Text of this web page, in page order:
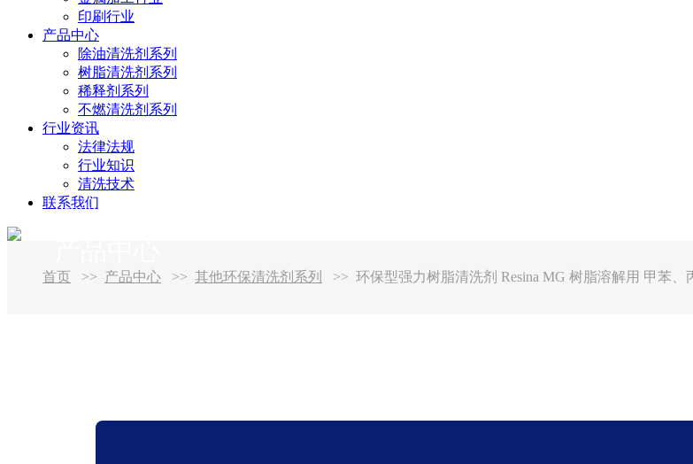
印刷行业
产品中心
除油清洗剂系列
树脂清洗剂系列
稀释剂系列
不燃清洗剂系列
行业资讯
法律法规
行业知识
清洗技术
联系我们
Product Center
首页 产品中心 其他环保清洗剂系列 环保型强力树脂清洗剂 Resina MG 树脂溶解用 甲苯、